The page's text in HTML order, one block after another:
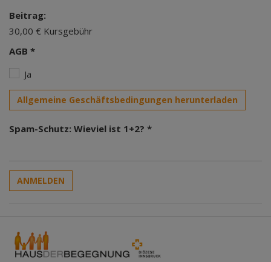
Beitrag:
30,00 € Kursgebühr
AGB *
Ja
Allgemeine Geschäftsbedingungen herunterladen
Spam-Schutz: Wieviel ist 1+2? *
ANMELDEN